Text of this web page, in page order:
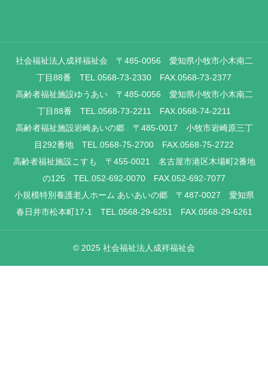
社会福祉法人成祥福祉会 〒485-0056 愛知県小牧市小木南二
丁目88番 TEL.0568-73-2330 FAX.0568-73-2377
高齢者福祉施設ゆうあい 〒485-0056 愛知県小牧市小木南二
丁目88番 TEL.0568-73-2211 FAX.0568-74-2211
高齢者福祉施設岩崎あいの郷 〒485-0017 小牧市岩崎原三丁
目292番地 TEL.0568-75-2700 FAX.0568-75-2722
高齢者福祉施設こすも 〒455-0021 名古屋市港区木場町2番地
の125 TEL.052-692-0070 FAX.052-692-7077
小規模特別養護老人ホーム あいあいの郷 〒487-0027 愛知県
春日井市松本町17-1 TEL.0568-29-6251 FAX.0568-29-6261
© 2025 社会福祉法人成祥福祉会